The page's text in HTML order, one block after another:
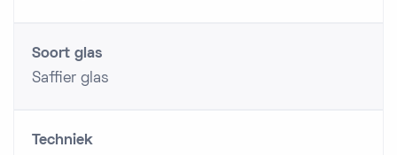
Soort glas
Saffier glas
Techniek